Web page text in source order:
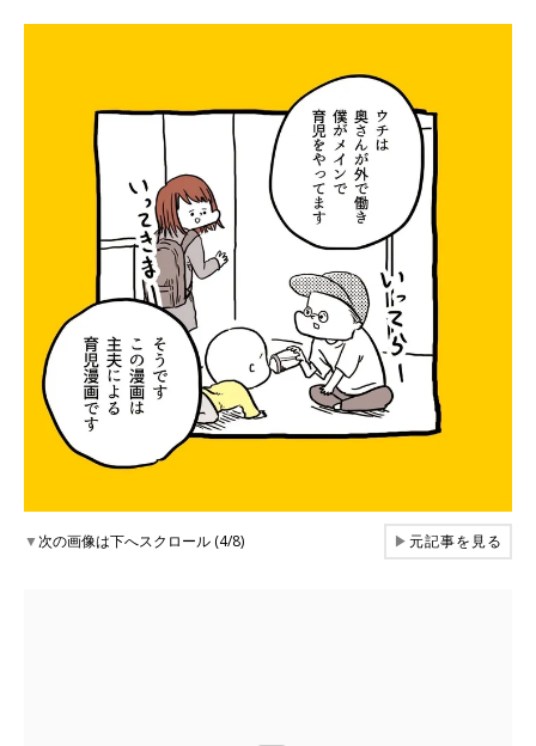
▼次の画像は下へスクロール (4/8) ▶元記事を見る